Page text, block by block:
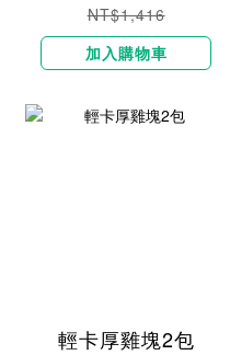
NT$1,416
加入購物車
輕卡厚雞塊2包